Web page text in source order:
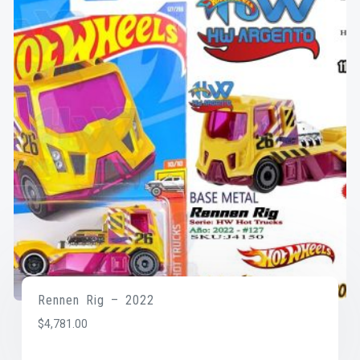
Rennen Rig – 2022
$4,781.00